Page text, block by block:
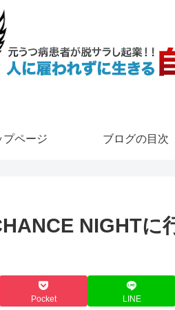
プページ ブログの目次
NIGHTに
Pocket LINE